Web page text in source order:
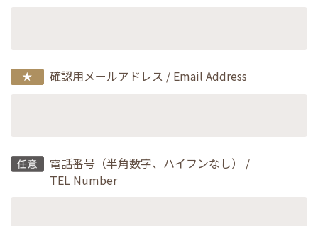
確認用メールアドレス / Email Address
電話番号（半角数字、ハイフンなし） /
TEL Number